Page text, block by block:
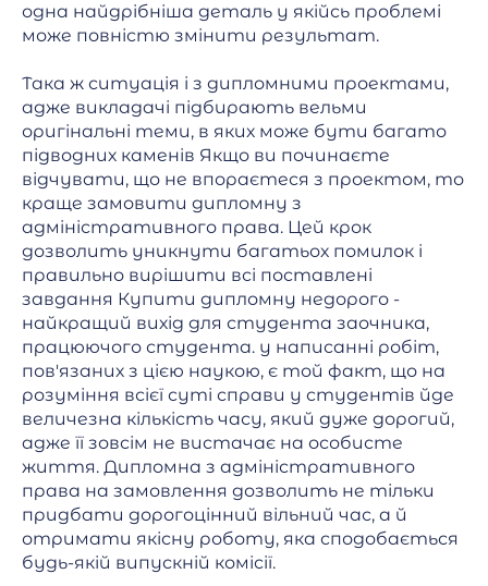
одна найдрібніша деталь у якійсь проблемі
може повністю змінити результат.
Така ж ситуація і з дипломними проектами,
адже викладачі підбирають вельми
оригінальні теми, в яких може бути багато
підводних каменів Якщо ви починаєте
відчувати, що не впораєтеся з проектом, то
краще замовити дипломну з
адміністративного права. Цей крок
дозволить уникнути багатьох помилок і
правильно вирішити всі поставлені
завдання Купити дипломну недорого -
найкращий вихід для студента заочника,
працюючого студента. у написанні робіт,
пов'язаних з цією наукою, є той факт, що на
розуміння всієї суті справи у студентів йде
величезна кількість часу, який дуже дорогий,
адже її зовсім не вистачає на особисте
життя. Дипломна з адміністративного
права на замовлення дозволить не тільки
придбати дорогоцінний вільний час, а й
отримати якісну роботу, яка сподобається
будь-якій випускній комісії.